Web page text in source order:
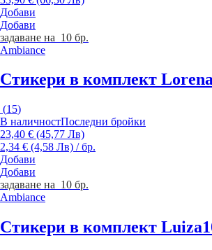
Добави
Добави
задаване на 10 бр.
Ambiance
Стикери в комплект
(15)
В наличностПоследни бройки
23,40 € (45,77 Лв)
2,34 € (4,58 Лв) / бр.
Добави
Добави
задаване на 10 бр.
Ambiance
Стикери в комплект Luiza